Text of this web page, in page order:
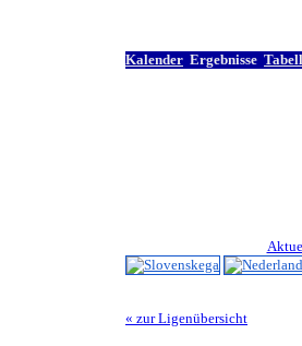
Kalender Ergebnisse
« zur Ligenübersicht